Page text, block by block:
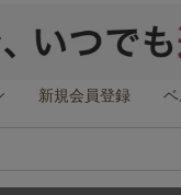
新規会員登録